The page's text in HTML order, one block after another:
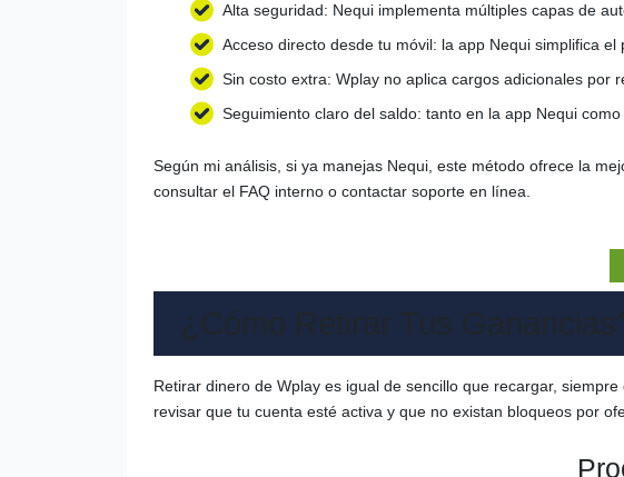
Alta seguridad: Nequi implementa múltiples capas de
Acceso directo desde tu móvil: la app Nequi simplifica
Sin costo extra: Wplay no aplica cargos adicionales por
Seguimiento claro del saldo: tanto en la app Nequi
Según mi análisis, si ya manejas Nequi, este método ofrece la
consultar el FAQ interno o contactar soporte en línea.
¿Cómo Retirar Tus
Retirar dinero de Wplay es igual de sencillo que recargar,
revisar que tu cuenta esté activa y que no existan bloqueos por